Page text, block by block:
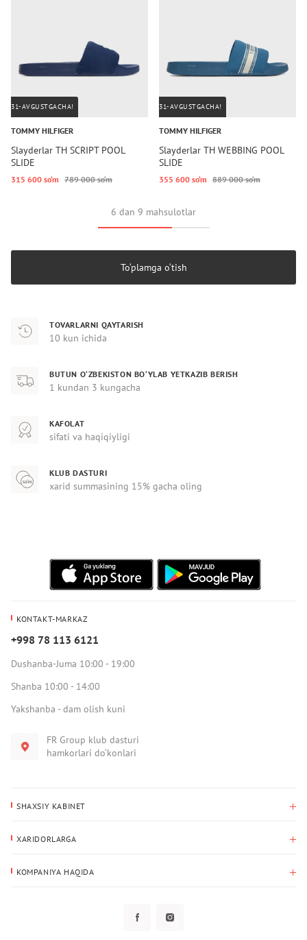
31-AVGUSTGACHA!
TOMMY HILFIGER
Slayderlar TH SCRIPT POOL
SLIDE
315 600 so‘m 789 000 so‘m
31-AVGUSTGACHA!
TOMMY HILFIGER
Slayderlar TH WEBBING POOL
SLIDE
355 600 so‘m 889 000 so‘m
6 dan 9 mahsulotlar
To‘plamga o‘tish
TOVARLARNI QAYTARISH
10 kun ichida
BUTUN O‘ZBEKISTON BO‘YLAB YETKAZIB BERISH
1 kundan 3 kungacha
KAFOLAT
sifati va haqiqiyligi
KLUB DASTURI
xarid summasining 15% gacha oling
KONTAKT-MARKAZ
+998 78 113 6121
Dushanba-Juma 10:00 - 19:00
Shanba 10:00 - 14:00
Yakshanba - dam olish kuni
FR Group klub dasturi
hamkorlari do‘konlari
SHAXSIY KABINET
Yetkazib berish manzili
XARIDORLARGA
KOMPANIYA HAQIDA